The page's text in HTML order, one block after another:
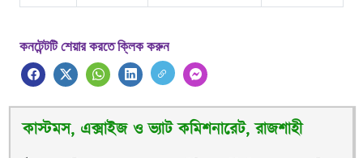
কনটেন্টটি শেয়ার করতে ক্লিক করুন
কাস্টমস, এক্সাইজ ও ভ্যাট কমিশনারেট, রাজশাহী